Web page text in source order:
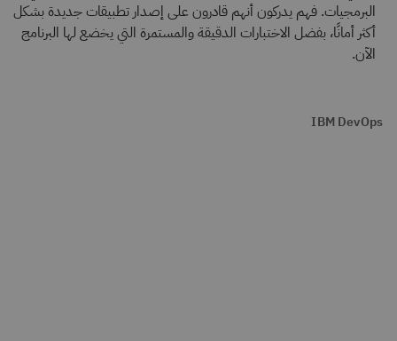
البرمجيات. فهم يدركون أنهم قادرون على إصدار تطبيقات جديدة بشكل
أكثر أمانًا، بفضل الاختبارات الدقيقة والمستمرة التي يخضع لها البرنامج
الآن.
IBM DevOps